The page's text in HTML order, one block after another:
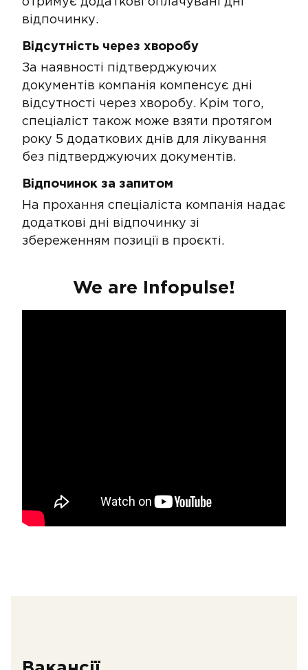
відпочинку​​​.
Відсутність через хворобу​
За наявності підтверджуючих
документів компанія компенсує дні
відсутності через хворобу. Крім того,
спеціаліст також може взяти протягом
року 5 додаткових днів для лікування
без підтверджуючих документів​.
Відпочинок за запитом
На прохання спеціаліста компанія надає
додаткові дні відпочинку зі
збереженням позиції в проєкті.
We are Infopulse!